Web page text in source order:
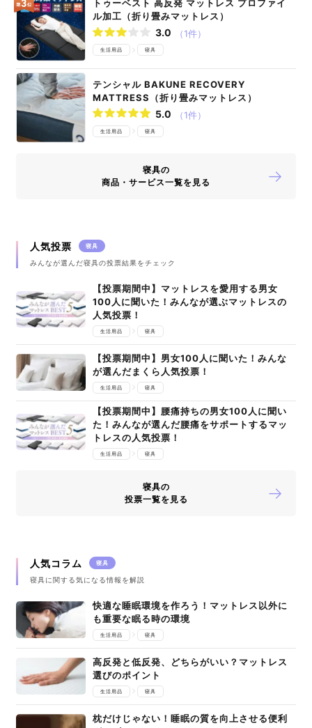
トゥーベスト 高反発 マットレス プロファイ
ル加工（折り畳みマットレス）
3.0 （1件）
生活用品 寝具
テンシャル BAKUNE RECOVERY
MATTRESS（折り畳みマットレス）
5.0 （1件）
生活用品 寝具
寝具の
商品・サービス一覧を見る
人気投票 寝具
みんなが選んだ寝具の投票結果をチェック
【投票期間中】マットレスを愛用する男女
100人に聞いた！みんなが選ぶマットレスの
人気投票！
生活用品 寝具
【投票期間中】男女100人に聞いた！みんな
が選んだまくら人気投票！
生活用品 寝具
【投票期間中】腰痛持ちの男女100人に聞い
た！みんなが選んだ腰痛をサポートするマッ
トレスの人気投票！
生活用品 寝具
寝具の
投票一覧を見る
人気コラム 寝具
寝具に関する気になる情報を解説
快適な睡眠環境を作ろう！マットレス以外に
も重要な眠る時の環境
生活用品 寝具
高反発と低反発、どちらがいい？マットレス
選びのポイント
生活用品 寝具
枕だけじゃない！睡眠の質を向上させる便利